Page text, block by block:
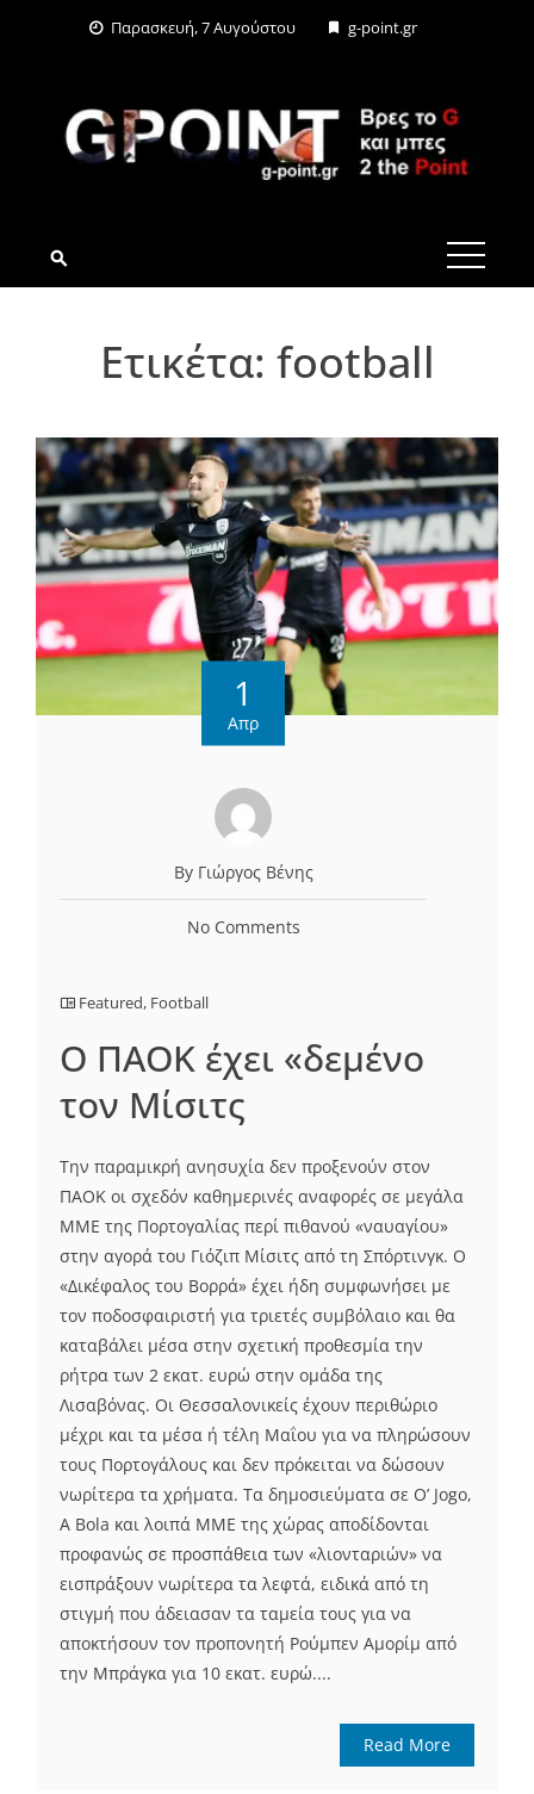
Παρασκευή, 7 Αυγούστου g-point.gr
G-POINT.GR
Ετικέτα: football
1
Απρ
By Γιώργος Βένης
No Comments
Featured, Football
O ΠΑΟΚ έχει «δεμένο
τον Μίσιτς
Την παραμικρή ανησυχία δεν προξενούν στον
ΠΑΟΚ οι σχεδόν καθημερινές αναφορές σε μεγάλα
ΜΜΕ της Πορτογαλίας περί πιθανού «ναυαγίου»
στην αγορά του Γιόζιπ Μίσιτς από τη Σπόρτινγκ. Ο
«Δικέφαλος του Βορρά» έχει ήδη συμφωνήσει με
τον ποδοσφαιριστή για τριετές συμβόλαιο και θα
καταβάλει μέσα στην σχετική προθεσμία την
ρήτρα των 2 εκατ. ευρώ στην ομάδα της
Λισαβόνας. Οι Θεσσαλονικείς έχουν περιθώριο
μέχρι και τα μέσα ή τέλη Μαΐου για να πληρώσουν
τους Πορτογάλους και δεν πρόκειται να δώσουν
νωρίτερα τα χρήματα. Τα δημοσιεύματα σε O’ Jogo,
Α Bola και λοιπά ΜΜΕ της χώρας αποδίδονται
προφανώς σε προσπάθεια των «λιονταριών» να
εισπράξουν νωρίτερα τα λεφτά, ειδικά από τη
στιγμή που άδειασαν τα ταμεία τους για να
αποκτήσουν τον προπονητή Ρούμπεν Αμορίμ από
την Μπράγκα για 10 εκατ. ευρώ....
Read More